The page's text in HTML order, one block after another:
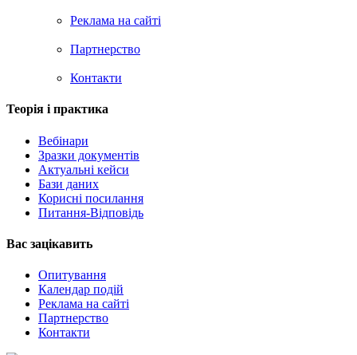
Реклама на сайтi
Партнерство
Контакти
Теорія i практика
Вебінари
Зразки документів
Актуальні кейси
Бази даних
Корисні посилання
Питання-Відповідь
Вас зацiкавить
Опитування
Календар подій
Реклама на сайтi
Партнерство
Контакти